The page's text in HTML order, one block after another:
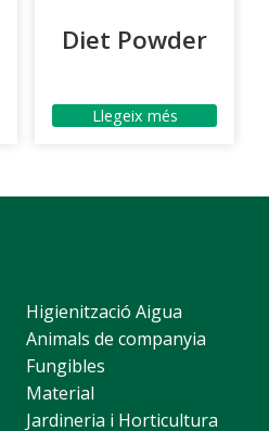
Diet Powder
Llegeix més
Higienització Aigua
Animals de companyia
Fungibles
Material
Jardineria i Horticultura